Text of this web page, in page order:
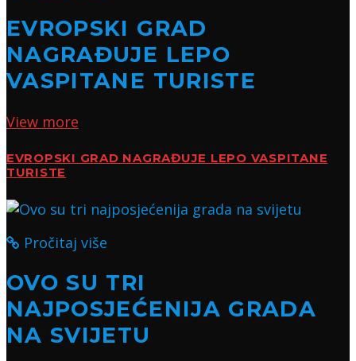
EVROPSKI GRAD
NAGRAĐUJE LEPO
VASPITANE TURISTE
View more
EVROPSKI GRAD NAGRAĐUJE LEPO VASPITANE
TURISTE
Pročitaj više
OVO SU TRI
NAJPOSJEĆENIJA GRADA
NA SVIJETU